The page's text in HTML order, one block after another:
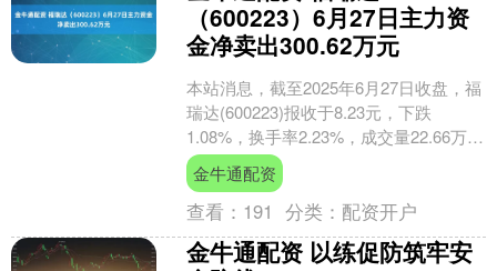
（600223）6月27日主力资
金净卖出300.62万元
本站消息，截至2025年6月27日收盘，福
瑞达(600223)报收于8.23元，下跌
1.08%，换手率2.23%，成交量22.66万
手，成交额1.88亿元。 6....
金牛通配资
查看： 191 分类： 配资开户
金牛通配资 以练促防筑牢安